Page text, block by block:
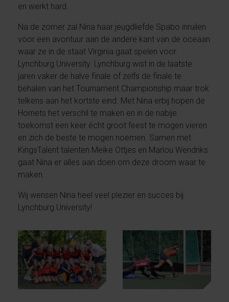
en werkt hard.
Na de zomer zal Nina haar jeugdliefde Spabo inruilen
voor een avontuur aan de andere kant van de oceaan
waar ze in de staat Virginia gaat spelen voor
Lynchburg University. Lynchburg wist in de laatste
jaren vaker de halve finale of zelfs de finale te
behalen van het Tournament Championship maar trok
telkens aan het kortste eind. Met Nina erbij hopen de
Hornets het verschil te maken en in de nabije
toekomst een keer écht groot feest te mogen vieren
en zich de beste te mogen noemen. Samen met
KingsTalent talenten Meike Ottjes en Marlou Wendriks
gaat Nina er alles aan doen om deze droom waar te
maken.
Wij wensen Nina heel veel plezier en succes bij
Lynchburg University!